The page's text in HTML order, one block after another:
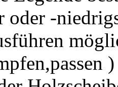
oder -